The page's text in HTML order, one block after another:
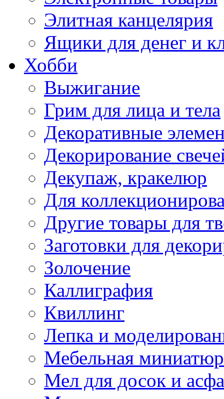
Элитная канцелярия
Ящики для денег и
Хобби
Выжигание
Грим для лица и тела
Декоративные
Декорирование
Декупаж, кракелюр
Для
Другие товары для
Заготовки для
Золочение
Каллиграфия
Квиллинг
Лепка и
Мебельная
Мел для досок и